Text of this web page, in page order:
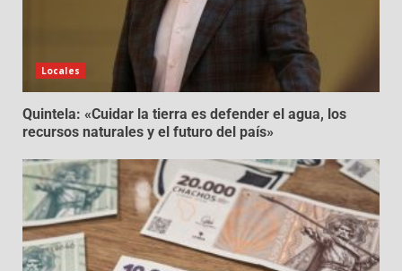
Locales
Quintela: «Cuidar la tierra es defender el agua, los
recursos naturales y el futuro del país»